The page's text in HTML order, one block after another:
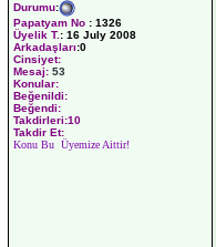
Durumu:
Papatyam No : 1326
Üyelik T. : 16 July 2008
Arkadaşları:0
Cinsiyet:
Mesaj: 53
Konular:
Beğenildi:
Beğendi:
Takdirleri:10
Takdir Et:
Konu Bu Üyemize Aittir!